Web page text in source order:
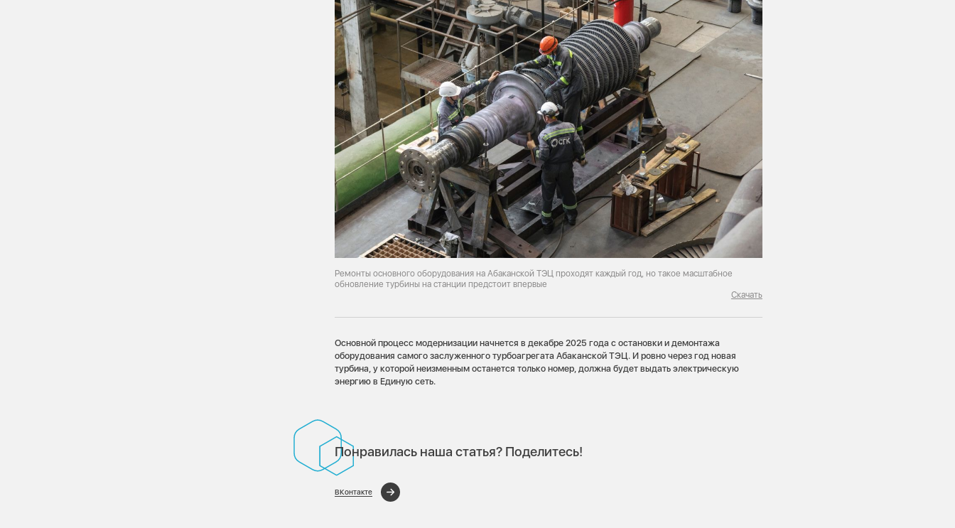
Ремонты основного оборудования на Абаканской ТЭЦ проходят каждый год, но такое масштабное
обновление турбины на станции предстоит впервые
Скачать
Основной процесс модернизации начнется в декабре 2025 года с остановки и демонтажа
оборудования самого заслуженного турбоагрегата Абаканской ТЭЦ. И ровно через год новая
турбина, у которой неизменным останется только номер, должна будет выдать электрическую
энергию в Единую сеть.
Понравилась наша статья? Поделитесь!
ВКонтакте